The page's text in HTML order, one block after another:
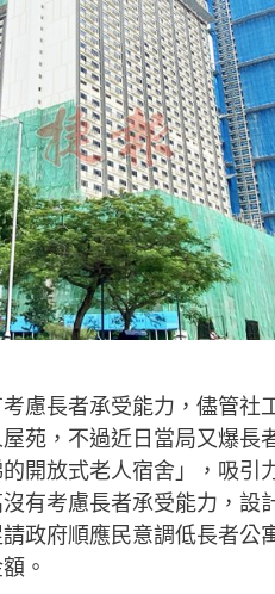
慮長者承受能力，儘管社
苑，不過近日當局又爆長
開放式老人宿舍」，吸引
有考慮長者承受能力，設
政府順應民意調低長者公
。